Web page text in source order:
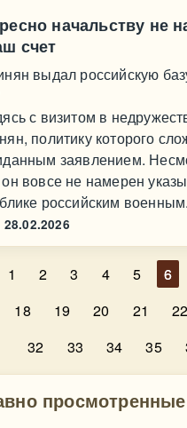
начальству не
счет
выдал российскую
с визитом в
политику которого
заявлением.
вовсе не намерен
российским
28.02.2026
1 2 3 4 5 6
18 19 20 21 22
32
33 34 35
просмотренные